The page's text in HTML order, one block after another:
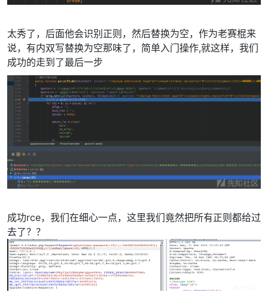
太秀了，后面他会识别正则，然后替换为空，作为老赛棍来
说，有内双写替换为空那味了，简单入门操作,就这样，我们
成功的走到了最后一步
成功rce，我们在细心一点，这里我们竟然把所有正则都给过
去了？？